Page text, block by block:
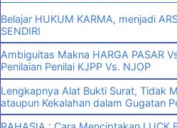
Belajar HUKUM KARMA, menjadi
SENDIRI
Ambiguitas Makna HARGA PASAR
Penilaian Penilai KJPP Vs. NJOP
Lengkapnya Alat Bukti Surat, Tidak
ataupun Kekalahan dalam Gugatan